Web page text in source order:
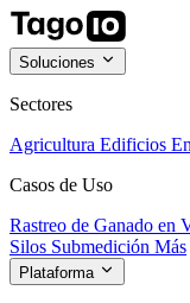
Soluciones
Sectores
Agricultura Edificios
Casos de Uso
Rastreo de Ganado en
Silos Submedición Más
Plataforma